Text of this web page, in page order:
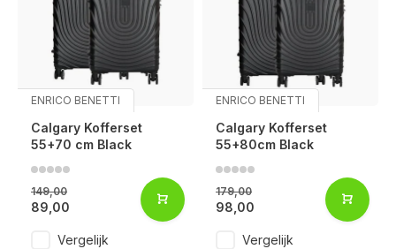
ENRICO BENETTI
Calgary Kofferset
55+70 cm Black
149,00
89,00
Vergelijk
ENRICO BENETTI
Calgary Kofferset
55+80cm Black
179,00
98,00
Vergelijk